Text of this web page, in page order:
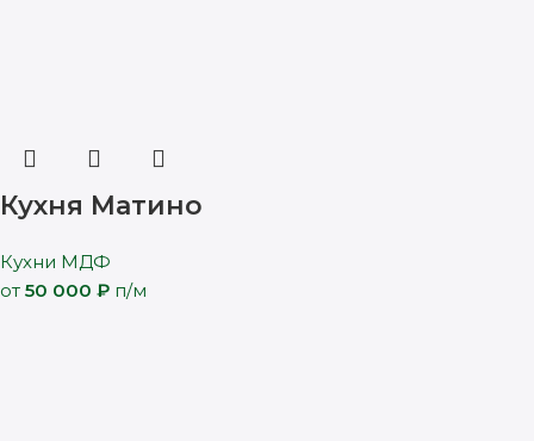
Кухня Матино
Кухни МДФ
от 50 000 ₽ п/м